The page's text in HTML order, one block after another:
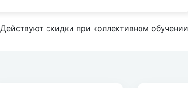
Действуют скидки при коллективном обучении